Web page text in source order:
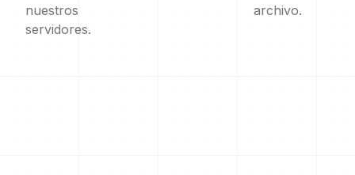
nuestros
servidores.
archivo.